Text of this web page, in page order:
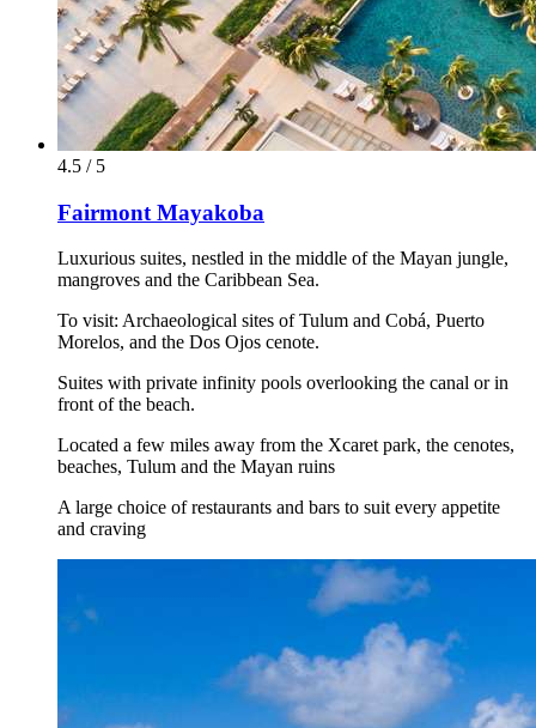
4.5 / 5
Fairmont Mayakoba
Luxurious suites, nestled in the middle of the Mayan jungle,
mangroves and the Caribbean Sea.
To visit: Archaeological sites of Tulum and Cobá, Puerto
Morelos, and the Dos Ojos cenote.
Suites with private infinity pools overlooking the canal or in
front of the beach.
Located a few miles away from the Xcaret park, the cenotes,
beaches, Tulum and the Mayan ruins
A large choice of restaurants and bars to suit every appetite
and craving